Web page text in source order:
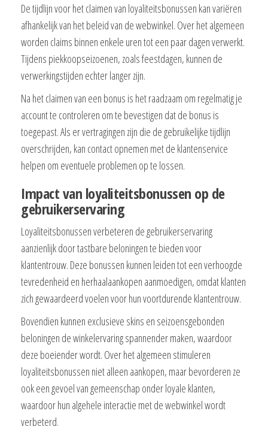
De tijdlijn voor het claimen van loyaliteitsbonussen kan variëren
afhankelijk van het beleid van de webwinkel. Over het algemeen
worden claims binnen enkele uren tot een paar dagen verwerkt.
Tijdens piekkoopseizoenen, zoals feestdagen, kunnen de
verwerkingstijden echter langer zijn.
Na het claimen van een bonus is het raadzaam om regelmatig je
account te controleren om te bevestigen dat de bonus is
toegepast. Als er vertragingen zijn die de gebruikelijke tijdlijn
overschrijden, kan contact opnemen met de klantenservice
helpen om eventuele problemen op te lossen.
Impact van loyaliteitsbonussen op de
gebruikerservaring
Loyaliteitsbonussen verbeteren de gebruikerservaring
aanzienlijk door tastbare beloningen te bieden voor
klantentrouw. Deze bonussen kunnen leiden tot een verhoogde
tevredenheid en herhaalaankopen aanmoedigen, omdat klanten
zich gewaardeerd voelen voor hun voortdurende klantentrouw.
Bovendien kunnen exclusieve skins en seizoensgebonden
beloningen de winkelervaring spannender maken, waardoor
deze boeiender wordt. Over het algemeen stimuleren
loyaliteitsbonussen niet alleen aankopen, maar bevorderen ze
ook een gevoel van gemeenschap onder loyale klanten,
waardoor hun algehele interactie met de webwinkel wordt
verbeterd.